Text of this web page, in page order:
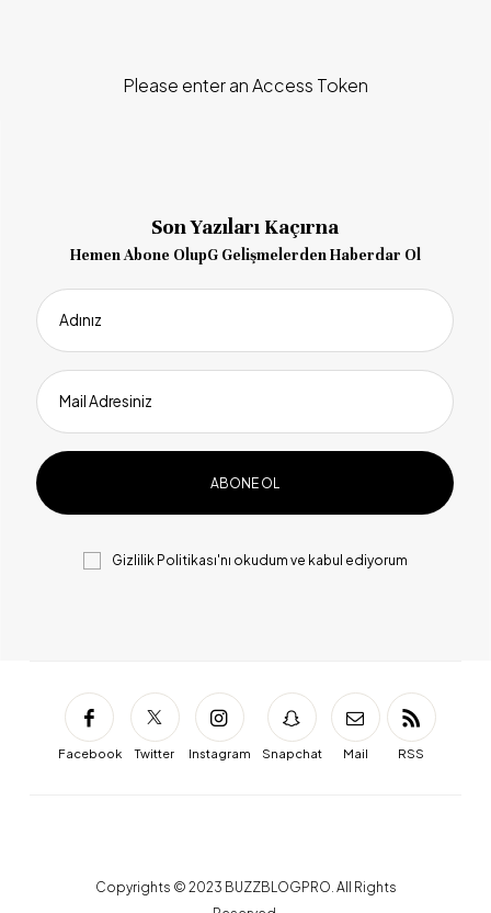
Please enter an Access Token
Son Yazıları Kaçırna
Hemen Abone OlupG Gelişmelerden Haberdar Ol
Adınız
Mail Adresiniz
Gizlilik Politikası'nı okudum ve kabul ediyorum
Facebook Twitter Instagram Snapchat Mail RSS
Copyrights © 2023 BUZZBLOGPRO. All Rights